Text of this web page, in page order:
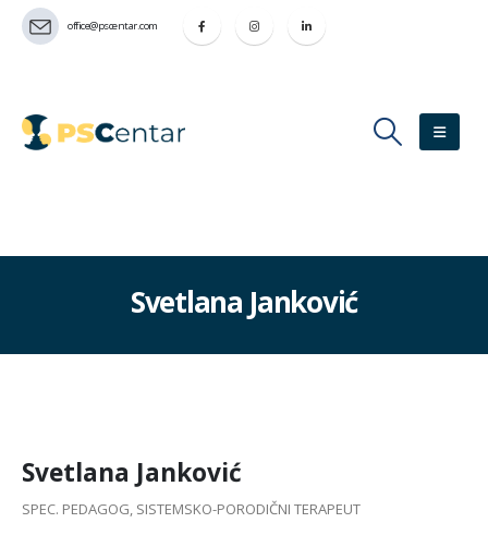
office@pscentar.com
Svetlana Janković
Svetlana Janković
SPEC. PEDAGOG, SISTEMSKO-PORODIČNI TERAPEUT